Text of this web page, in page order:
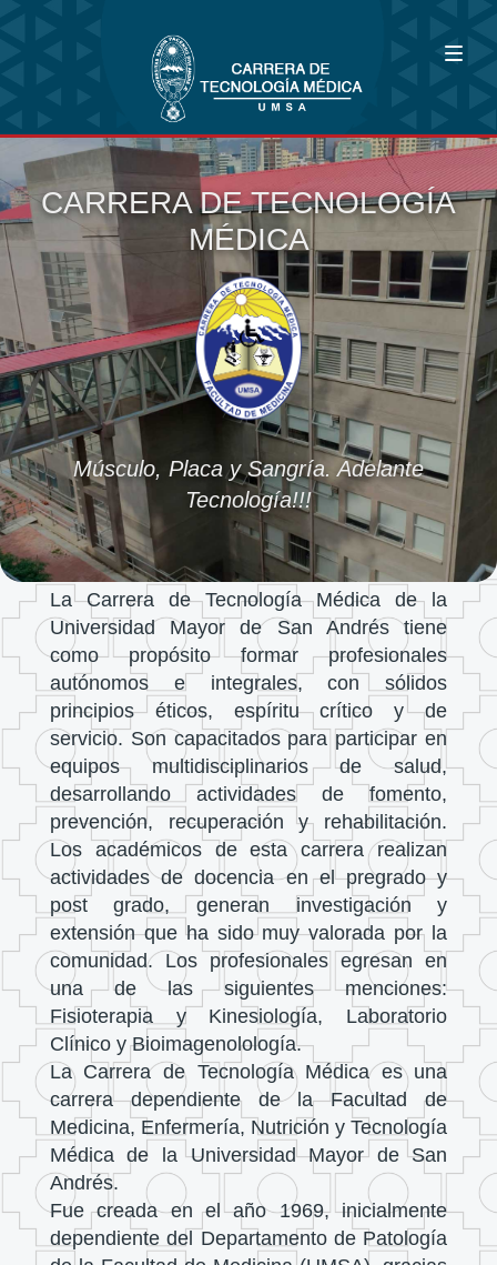
CARRERA DE TECNOLOGÍA
MÉDICA
Músculo, Placa y Sangría. Adelante
Tecnología!!!
La Carrera de Tecnología Médica de la
Universidad Mayor de San Andrés tiene
como propósito formar profesionales
autónomos e integrales, con sólidos
principios éticos, espíritu crítico y de
servicio. Son capacitados para participar en
equipos multidisciplinarios de salud,
desarrollando actividades de fomento,
prevención, recuperación y rehabilitación.
Los académicos de esta carrera realizan
actividades de docencia en el pregrado y
post grado, generan investigación y
extensión que ha sido muy valorada por la
comunidad. Los profesionales egresan en
una de las siguientes menciones:
Fisioterapia y Kinesiología, Laboratorio
Clínico y Bioimagenolología.
La Carrera de Tecnología Médica es una
carrera dependiente de la Facultad de
Medicina, Enfermería, Nutrición y Tecnología
Médica de la Universidad Mayor de San
Andrés.
Fue creada en el año 1969, inicialmente
dependiente del Departamento de Patología